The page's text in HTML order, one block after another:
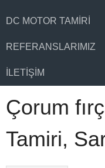
DC MOTOR TAMIRI
REFERANSLARIMIZ
İLETIŞIM
Çorum
Tamiri,